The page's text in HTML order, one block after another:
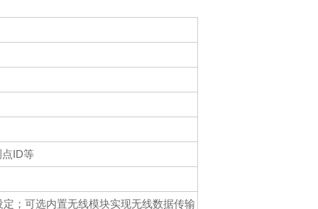
ID等
；可选内置无线模块实现无线数据传输